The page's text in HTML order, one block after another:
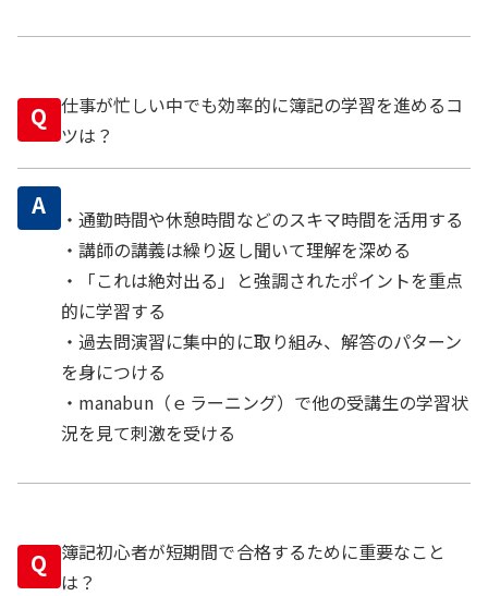
Q 仕事が忙しい中でも効率的に簿記の学習を進めるコ
ツは？
A
・通勤時間や休憩時間などのスキマ時間を活用する
・講師の講義は繰り返し聞いて理解を深める
・「これは絶対出る」と強調されたポイントを重点
的に学習する
・過去問演習に集中的に取り組み、解答のパターン
を身につける
・manabun（ｅラーニング）で他の受講生の学習状
況を見て刺激を受ける
Q
簿記初心者が短期間で合格するために重要なこと
は？